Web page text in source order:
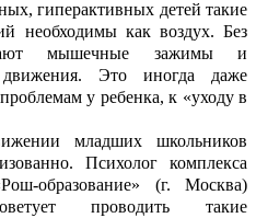
гиперактивных детей такие
необходимы как воздух. Без
мышечные зажимы и
движения. Это иногда даже
у ребенка, к «уходу в
младших школьников
Психолог комплекса
образование» (г. Москва)
проводить такие